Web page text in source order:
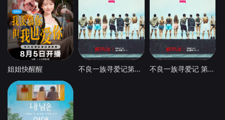
姐姐快醒醒 不良一族寻爱记第二季 不良一族寻爱记 第二季